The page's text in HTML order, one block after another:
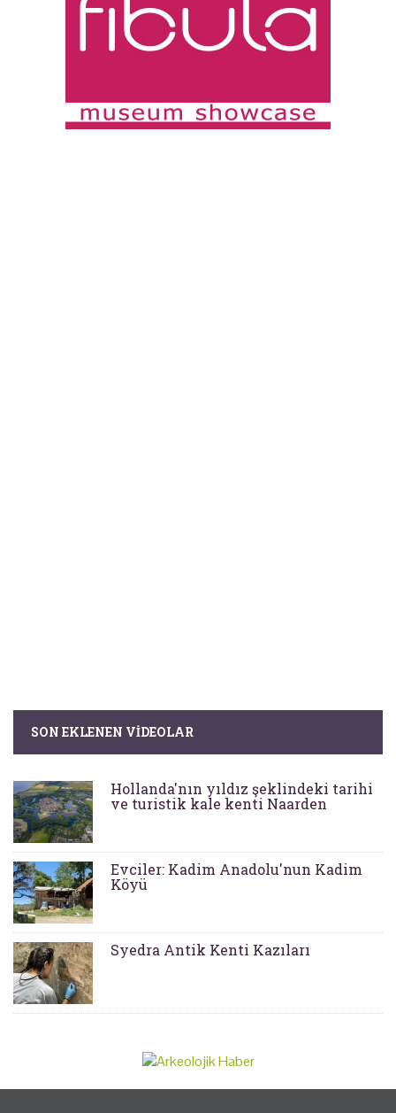
SON EKLENEN VIDEOLAR
Hollanda'nın yıldız şeklindeki tarihi
ve turistik kale kenti Naarden
Evciler: Kadim Anadolu'nun Kadim
Köyü
Syedra Antik Kenti Kazıları